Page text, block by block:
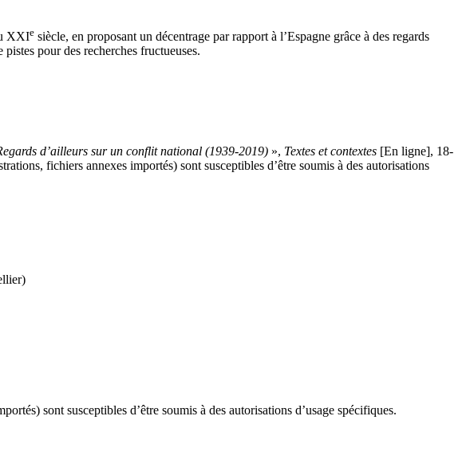
XXIe siècle, en proposant un décentrage par rapport à l’Espagne grâce à des regards
pour des recherches fructueuses.
d’ailleurs sur un conflit national (1939-2019) », Textes et contextes [En ligne], 18-
fichiers annexes importés) sont susceptibles d’être soumis à des autorisations
sont susceptibles d’être soumis à des autorisations d’usage spécifiques.